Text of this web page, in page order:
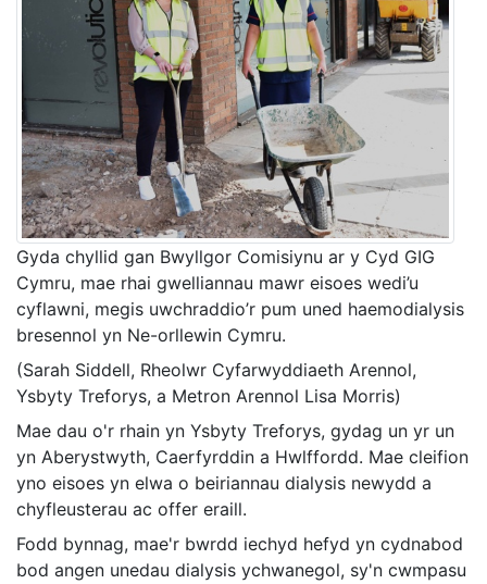
Gyda chyllid gan Bwyllgor Comisiynu ar y Cyd GIG
Cymru, mae rhai gwelliannau mawr eisoes wedi’u
cyflawni, megis uwchraddio’r pum uned haemodialysis
bresennol yn Ne-orllewin Cymru.
(Sarah Siddell, Rheolwr Cyfarwyddiaeth Arennol,
Ysbyty Treforys, a Metron Arennol Lisa Morris)
Mae dau o'r rhain yn Ysbyty Treforys, gydag un yr un
yn Aberystwyth, Caerfyrddin a Hwlffordd. Mae cleifion
yno eisoes yn elwa o beiriannau dialysis newydd a
chyfleusterau ac offer eraill.
Fodd bynnag, mae'r bwrdd iechyd hefyd yn cydnabod
bod angen unedau dialysis ychwanegol, sy'n cwmpasu